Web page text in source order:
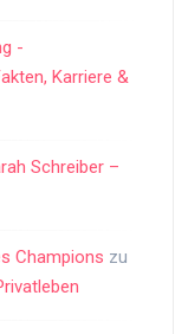
-
Karriere &
Schreiber –
Champions zu